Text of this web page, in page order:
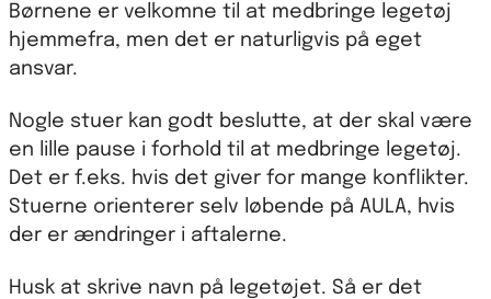
Børnene er velkomne til at medbringe legetøj
hjemmefra, men det er naturligvis på eget
ansvar.
Nogle stuer kan godt beslutte, at der skal være
en lille pause i forhold til at medbringe legetøj.
Det er f.eks. hvis det giver for mange konflikter.
Stuerne orienterer selv løbende på AULA, hvis
der er ændringer i aftalerne.
Husk at skrive navn på legetøjet. Så er det